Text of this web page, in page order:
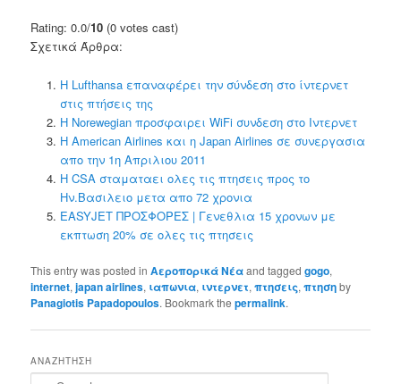
Rating: 0.0/10 (0 votes cast)
Σχετικά Άρθρα:
Η Lufthansa επαναφέρει την σύνδεση στο ίντερνετ
στις πτήσεις της
Η Norewegian προσφαιρει WiFi συνδεση στο Ιντερνετ
Η American Airlines και η Japan Airlines σε συνεργασια
απο την 1η Απριλιου 2011
Η CSA σταματαει ολες τις πτησεις προς το
Ην.Βασιλειο μετα απο 72 χρονια
EASYJET ΠΡΟΣΦΟΡΕΣ | Γενεθλια 15 χρονων με
εκπτωση 20% σε ολες τις πτησεις
This entry was posted inΑεροπορικά Νέαand taggedgogo,
internet,japan airlines, ιαπωνια, ιντερνετ,πτησεις,πτησηby
Panagiotis Papadopoulos. Bookmark thepermalink.
ΑΝΑΖΗΤΗΣΗ